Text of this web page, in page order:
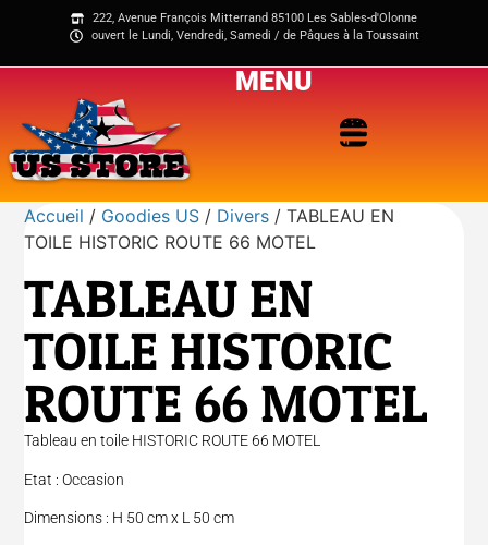
222, Avenue François Mitterrand 85100 Les Sables-d'Olonne
ouvert le Lundi, Vendredi, Samedi / de Pâques à la Toussaint
MENU
Accueil / Goodies US / Divers / TABLEAU EN
TOILE HISTORIC ROUTE 66 MOTEL
TABLEAU EN
TOILE HISTORIC
ROUTE 66 MOTEL
Tableau en toile HISTORIC ROUTE 66 MOTEL
Etat : Occasion
Dimensions : H 50 cm x L 50 cm